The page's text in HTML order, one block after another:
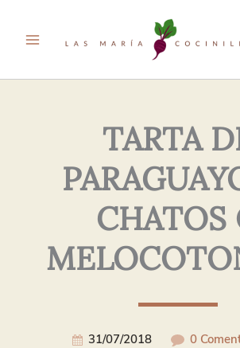
TARTA
CHATOS
31/07/2018
0
Electrónico*